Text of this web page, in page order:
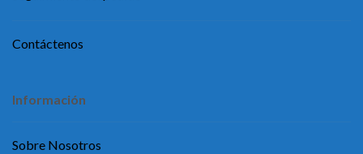
Contáctenos
Información
Sobre Nosotros